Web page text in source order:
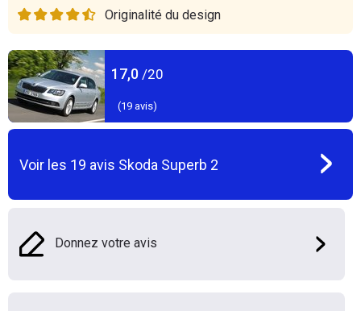
Originalité du design
17,0 /20
(19 avis)
Voir les 19 avis Skoda Superb 2
Donnez votre avis